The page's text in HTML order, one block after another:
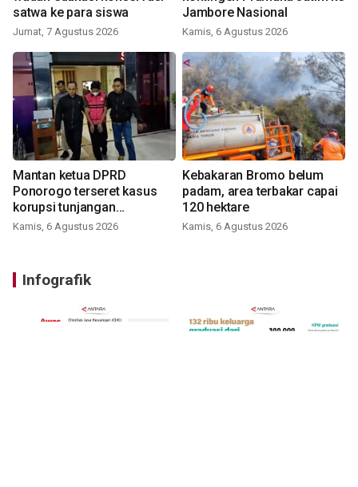
satwa ke para siswa
Jumat, 7 Agustus 2026
Jambore Nasional
Kamis, 6 Agustus 2026
Mantan ketua DPRD
Ponorogo terseret kasus
korupsi tunjangan
perumahan
Kamis, 6 Agustus 2026
Kebakaran Bromo belum
padam, area terbakar capai
120 hektare
Kamis, 6 Agustus 2026
Infografik